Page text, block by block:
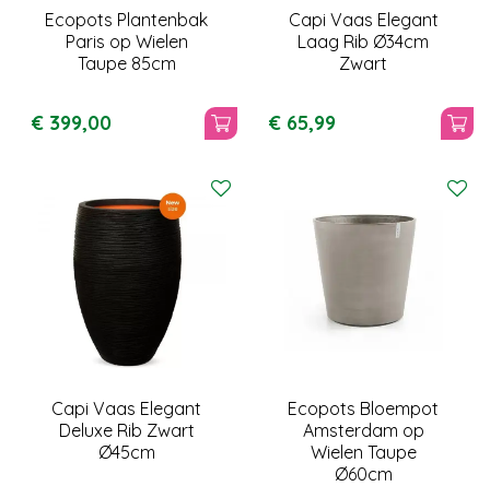
Ecopots Plantenbak
Paris op Wielen
Taupe 85cm
€ 399,00
Capi Vaas Elegant
Laag Rib Ø34cm
Zwart
€ 65,99
Capi Vaas Elegant
Deluxe Rib Zwart
Ø45cm
Ecopots Bloempot
Amsterdam op
Wielen Taupe
Ø60cm